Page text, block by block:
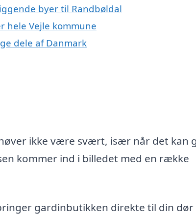
byer til Randbøldal
hele Vejle kommune
dele af Danmark
ikke være svært, især når det kan
kommer ind i billedet med en række
gardinbutikken direkte til din dør